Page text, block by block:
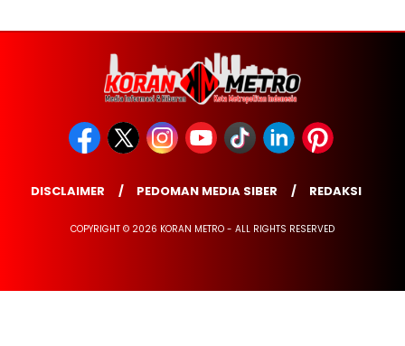
DISCLAIMER PEDOMAN MEDIA SIBER REDAKSI
COPYRIGHT © 2026 KORAN METRO - ALL RIGHTS RESERVED